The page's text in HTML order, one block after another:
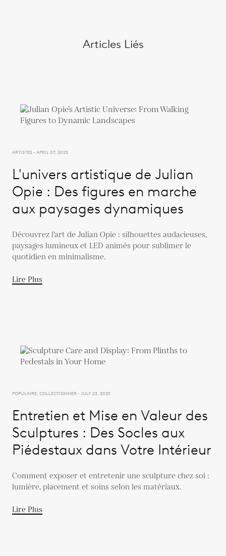
Articles Liés
ARTISTES - APRIL 07, 2025
L'univers artistique de Julian
Opie : Des figures en marche
aux paysages dynamiques
Découvrez l’art de Julian Opie : silhouettes audacieuses,
paysages lumineux et LED animés pour sublimer le
quotidien en minimalisme.
Lire Plus
POPULAIRE, COLLECTIONNER - JULY 23, 2025
Entretien et Mise en Valeur des
Sculptures : Des Socles aux
Piédestaux dans Votre Intérieur
Comment exposer et entretenir une sculpture chez soi :
lumière, placement et soins selon les matériaux.
Lire Plus